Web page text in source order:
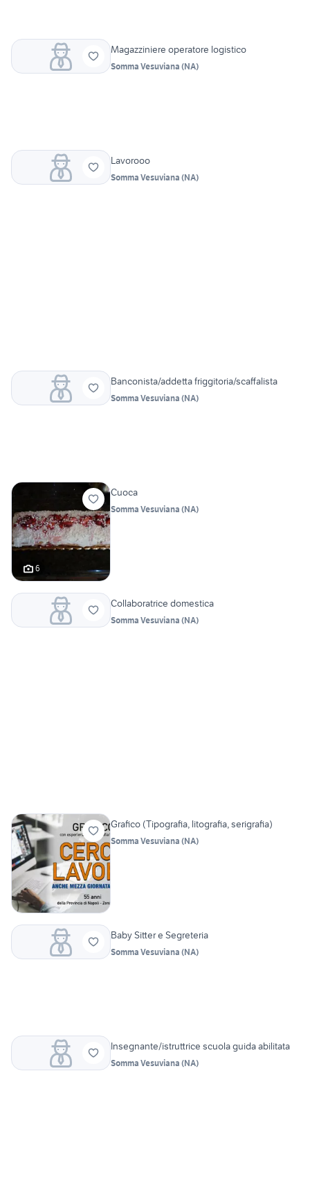
Magazziniere operatore logistico
Somma Vesuviana (NA)
Lavorooo
Somma Vesuviana (NA)
Banconista/addetta friggitoria/scaffalista
Somma Vesuviana (NA)
6
Cuoca
Somma Vesuviana (NA)
Collaboratrice domestica
Somma Vesuviana (NA)
Grafico (Tipografia, litografia, serigrafia)
Somma Vesuviana (NA)
Baby Sitter e Segreteria
Somma Vesuviana (NA)
Insegnante/istruttrice scuola guida abilitata
Somma Vesuviana (NA)